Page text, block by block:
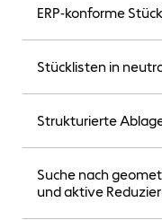
ERP-konforme
Stücklisten in
Strukturierte
Suche nach
und aktive